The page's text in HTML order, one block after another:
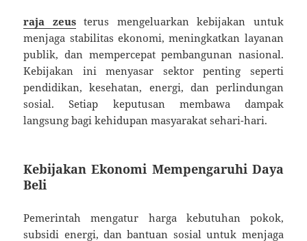
raja zeusterus mengeluarkan kebijakan untuk
menjaga stabilitas ekonomi, meningkatkan layanan
publik, dan mempercepat pembangunan nasional.
Kebijakan ini menyasar sektor penting seperti
pendidikan, kesehatan, energi, dan perlindungan
sosial. Setiap keputusan membawa dampak
langsung bagi kehidupan masyarakat sehari-hari.
Kebijakan Ekonomi Mempengaruhi Daya
Beli
Pemerintah mengatur harga kebutuhan pokok,
subsidi energi, dan bantuan sosial untuk menjaga